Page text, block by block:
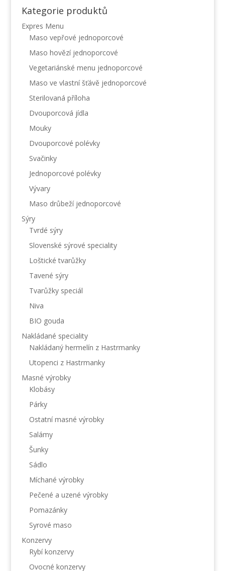
Kategorie produktů
Expres Menu
Maso vepřové jednoporcové
Maso hovězí jednoporcové
Vegetariánské menu jednoporcové
Maso ve vlastní šťávě jednoporcové
Sterilovaná příloha
Dvouporcová jídla
Mouky
Dvouporcové polévky
Svačinky
Jednoporcové polévky
Vývary
Maso drůbeží jednoporcové
Sýry
Tvrdé sýry
Slovenské sýrové speciality
Loštické tvarůžky
Tavené sýry
Tvarůžky speciál
Niva
BIO gouda
Nakládané speciality
Nakládaný hermelín z Hastrmanky
Utopenci z Hastrmanky
Masné výrobky
Klobásy
Párky
Ostatní masné výrobky
Salámy
Šunky
Sádlo
Míchané výrobky
Pečené a uzené výrobky
Pomazánky
Syrové maso
Konzervy
Rybí konzervy
Ovocné konzervy